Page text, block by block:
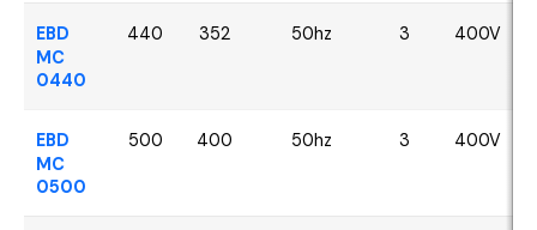
EBD
MC
0440
440 352 50hz 3 400V
EBD
MC
0500
500 400 50hz 3 400V